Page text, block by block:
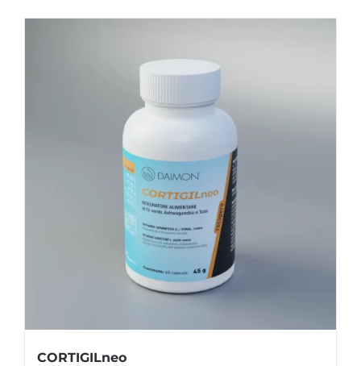
CORTIGILneo